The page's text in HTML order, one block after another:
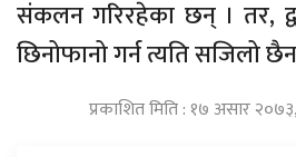
संकलन गरिरहेका छन् । तर,
छिनोफानो गर्न त्यति सजिलो
प्रकाशित मिति : १७ असार